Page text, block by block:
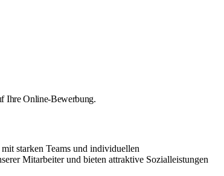
Ihre Online-Bewerbung.
starken Teams und individuellen
Mitarbeiter und bieten attraktive Sozialleistungen